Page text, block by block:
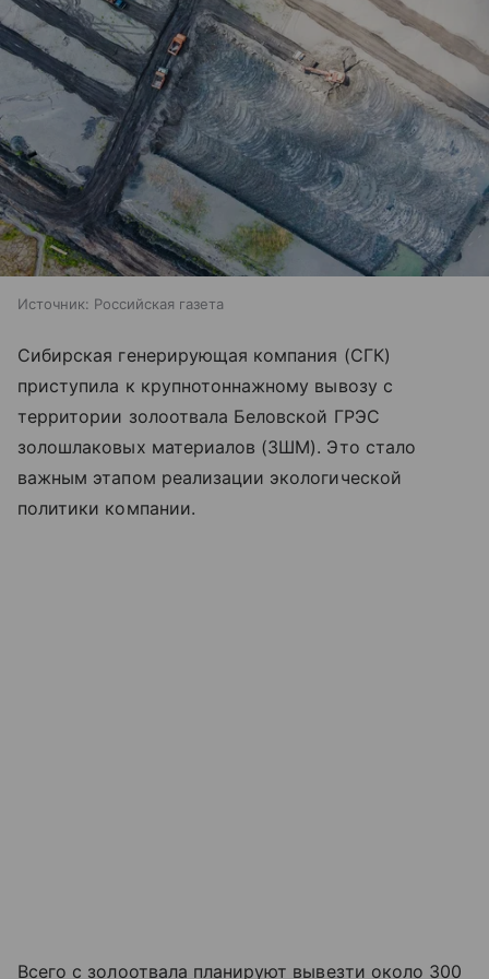
Источник: Российская газета
Сибирская генерирующая компания (СГК)
приступила к крупнотоннажному вывозу с
территории золоотвала Беловской ГРЭС
золошлаковых материалов (ЗШМ). Это стало
важным этапом реализации экологической
политики компании.
Всего с золоотвала планируют вывезти около 300